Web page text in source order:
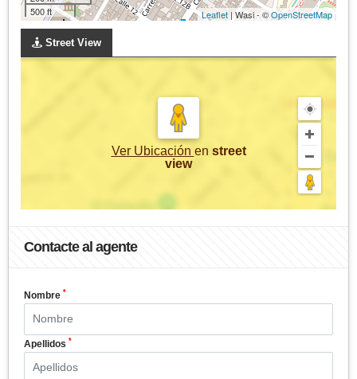
500 ft
Leaflet | Wasi - ©OpenStreetMap
Street View
Ver Ubicación en street
view
Contacte al agente
Nombre *
Apellidos *